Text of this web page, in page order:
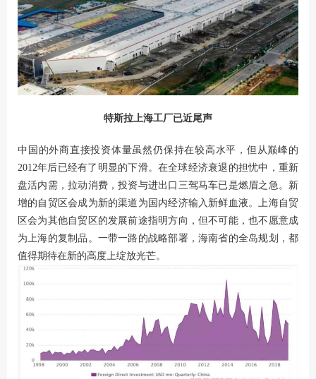
特斯拉上海工厂已近尾声
中国的外商直接投资体量虽然仍保持在较高水平，但从巅峰的
2012年后已经有了明显的下滑。在全球经济衰退的担忧中，重新
盘活内需，拉动消费，投资与进出口三驾马车已是燃眉之急。新
增的自贸区会成为新的渠道为国内经济输入新鲜血液。上海自贸
区会为其他自贸区的发展前途指明方向，但不可能，也不愿意成
为上海的复制品。一带一路的战略部署，海南省的全岛规划，都
值得期待在新的高度上绽放光芒。